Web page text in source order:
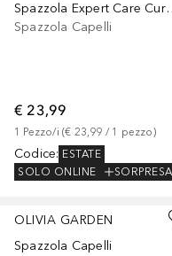
Spazzola
Spazzola Capelli
€ 23,99
1 Pezzo/i (€ 23,99 / 1 pezzo)
Codice: ESTATE
SOLO ONLINE
SORPRESA
OLIVIA GARDEN
Spazzola Capelli